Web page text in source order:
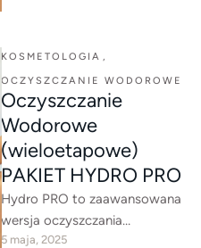
detoksykację, głębokie …
KOSMETOLOGIA ,
OCZYSZCZANIE WODOROWE
Oczyszczanie
Wodorowe
(wieloetapowe)
PAKIET HYDRO PRO
Hydro PRO to zaawansowana
wersja oczyszczania
wodorowego, która łączy
5 maja, 2025